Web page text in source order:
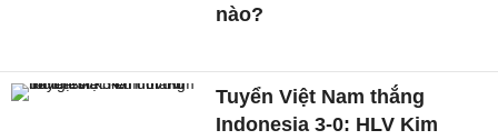
nào?
Tuyển Việt Nam thắng
Indonesia 3-0: HLV Kim